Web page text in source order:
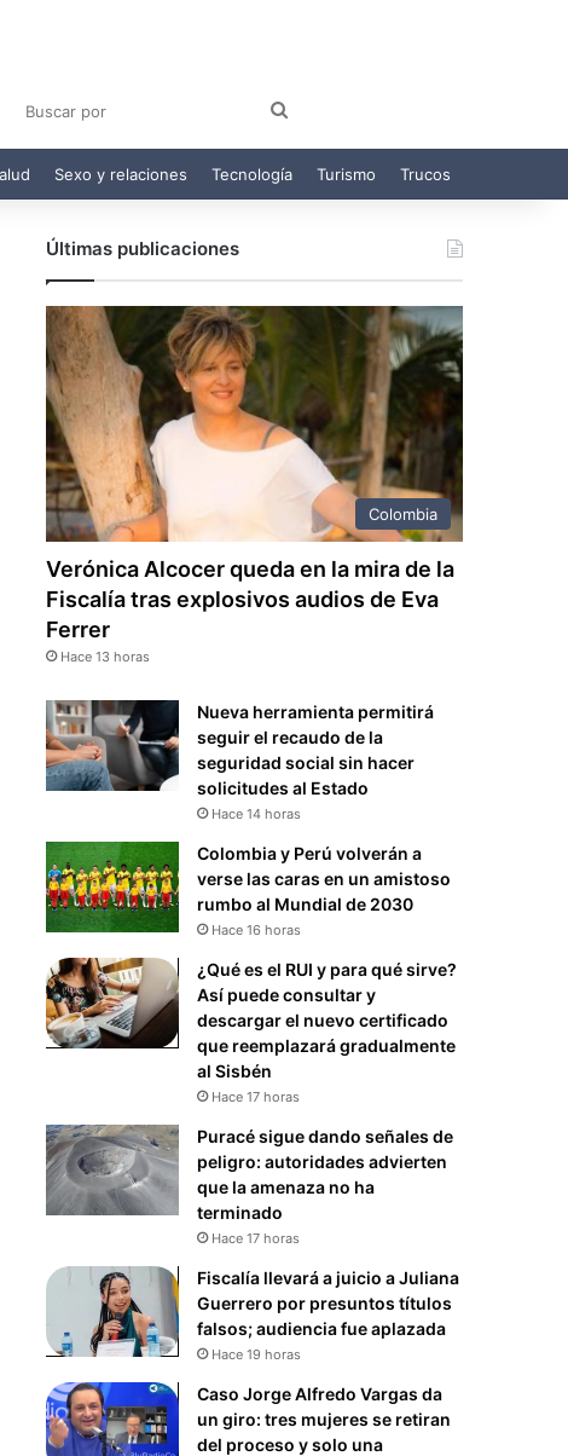
por
Sexo y relaciones Tecnología Turismo Trucos
Últimas publicaciones
Colombia
Verónica Alcocer queda en la mira de la
Fiscalía tras explosivos audios de Eva
Ferrer
Hace 13 horas
Nueva herramienta permitirá
seguir el recaudo de la
seguridad social sin hacer
solicitudes al Estado
Hace 14 horas
Colombia y Perú volverán a
verse las caras en un amistoso
rumbo al Mundial de 2030
Hace 16 horas
¿Qué es el RUI y para qué sirve?
Así puede consultar y
descargar el nuevo certificado
que reemplazará gradualmente
al Sisbén
Hace 17 horas
Puracé sigue dando señales de
peligro: autoridades advierten
que la amenaza no ha
terminado
Hace 17 horas
Fiscalía llevará a juicio a Juliana
Guerrero por presuntos títulos
falsos; audiencia fue aplazada
Hace 19 horas
Caso Jorge Alfredo Vargas da
un giro: tres mujeres se retiran
del proceso y solo una